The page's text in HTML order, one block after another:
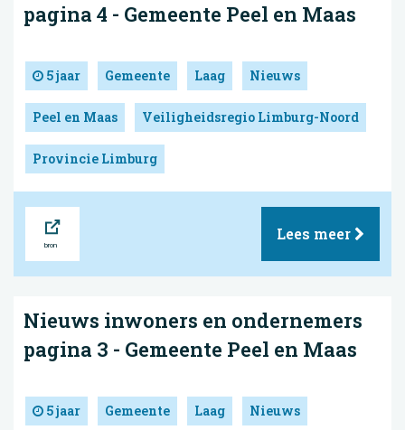
pagina 4 - Gemeente Peel en Maas
5 jaar Gemeente Laag Nieuws
Peel en Maas Veiligheidsregio Limburg-Noord
Provincie Limburg
Lees meer
Nieuws inwoners en ondernemers
pagina 3 - Gemeente Peel en Maas
5 jaar Gemeente Laag Nieuws